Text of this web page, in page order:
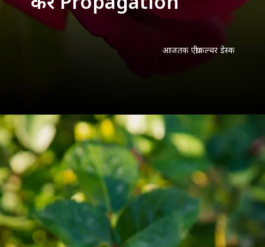
आजतक एग्रीकल्चर डेस्क